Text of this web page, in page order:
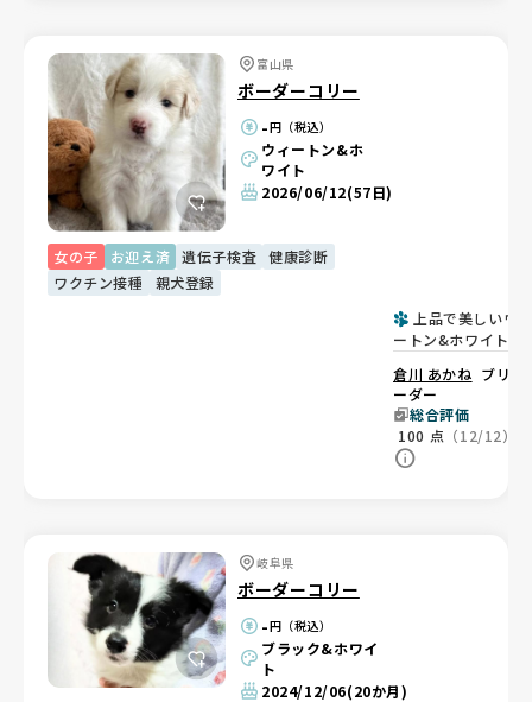
富山県
ボーダーコリー
-円（税込）
ウィートン&ホ
ワイト
2026/06/12(57日)
女の子 お迎え済 遺伝子検査
健康診断
ワクチン接種
親犬登録
上品で美しいウィ
ートン&ホワイトの
倉川 あかね ブリ
ーダー
総合評価
100 点 （12/12）
岐阜県
ボーダーコリー
-円（税込）
ブラック&ホワイ
ト
2024/12/06(20か月)